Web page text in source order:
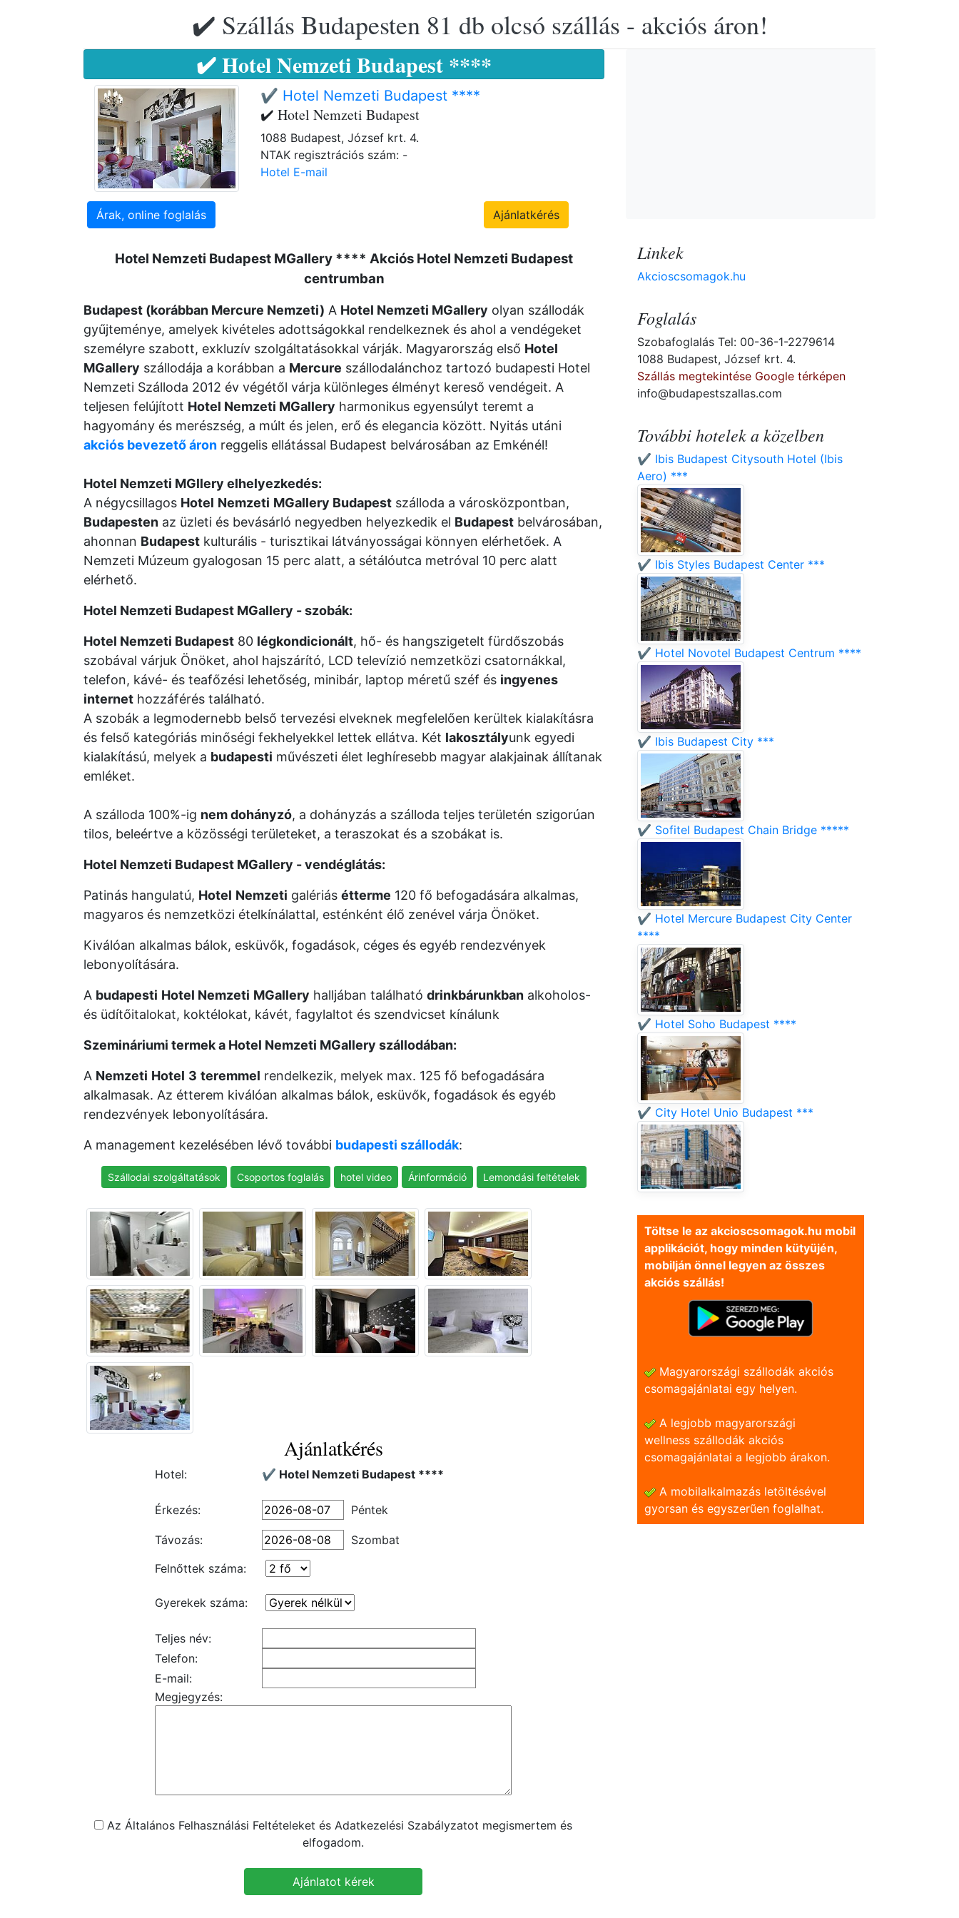
✔️ Szállás Budapesten 81 db olcsó szállás - akciós áron!
✔️ Hotel Nemzeti Budapest ****
✔️ Hotel Nemzeti Budapest ****
✔️ Hotel Nemzeti Budapest
1088 Budapest, József krt. 4.
NTAK regisztrációs szám: -
Hotel E-mail
Árak, online foglalás Ajánlatkérés
Hotel Nemzeti Budapest MGallery **** Akciós Hotel Nemzeti Budapest
centrumban
Budapest (korábban Mercure Nemzeti) A Hotel Nemzeti MGallery olyan szállodák
gyűjteménye, amelyek kivételes adottságokkal rendelkeznek és ahol a vendégeket
személyre szabott, exkluzív szolgáltatásokkal várják. Magyarország első Hotel
MGallery szállodája a korábban a Mercure szállodalánchoz tartozó budapesti Hotel
Nemzeti Szálloda 2012 év végétől várja különleges élményt kereső vendégeit. A
teljesen felújított Hotel Nemzeti MGallery harmonikus egyensúlyt teremt a
hagyomány és merészség, a múlt és jelen, erő és elegancia között. Nyitás utáni
akciós bevezető áron reggelis ellátással Budapest belvárosában az Emkénél!
Hotel Nemzeti MGllery elhelyezkedés:
A négycsillagos Hotel Nemzeti MGallery Budapest szálloda a városközpontban,
Budapesten az üzleti és bevásárló negyedben helyezkedik el Budapest belvárosában,
ahonnan Budapest kulturális - turisztikai látványosságai könnyen elérhetőek. A
Nemzeti Múzeum gyalogosan 15 perc alatt, a sétálóutca metróval 10 perc alatt
elérhető.
Hotel Nemzeti Budapest MGallery - szobák:
Hotel Nemzeti Budapest 80 légkondicionált, hő- és hangszigetelt fürdőszobás
szobával várjuk Önöket, ahol hajszárító, LCD televízió nemzetközi csatornákkal,
telefon, kávé- és teafőzési lehetőség, minibár, laptop méretű széf és ingyenes
internet hozzáférés található.
A szobák a legmodernebb belső tervezési elveknek megfelelően kerültek kialakításra
és felső kategóriás minőségi fekhelyekkel lettek ellátva. Két lakosztályunk egyedi
kialakítású, melyek a budapesti művészeti élet leghíresebb magyar alakjainak állítanak
emléket.
A szálloda 100%-ig nem dohányzó, a dohányzás a szálloda teljes területén szigorúan
tilos, beleértve a közösségi területeket, a teraszokat és a szobákat is.
Hotel Nemzeti Budapest MGallery - vendéglátás:
Patinás hangulatú, Hotel Nemzeti galériás étterme 120 fő befogadására alkalmas,
magyaros és nemzetközi ételkínálattal, esténként élő zenével várja Önöket.
Kiválóan alkalmas bálok, esküvők, fogadások, céges és egyéb rendezvények
lebonyolítására.
A budapesti Hotel Nemzeti MGallery halljában található drinkbárunkban alkoholos-
és üdítőitalokat, koktélokat, kávét, fagylaltot és szendvicset kínálunk
Szemináriumi termek a Hotel Nemzeti MGallery szállodában:
A Nemzeti Hotel 3 teremmel rendelkezik, melyek max. 125 fő befogadására
alkalmasak. Az étterem kiválóan alkalmas bálok, esküvők, fogadások és egyéb
rendezvények lebonyolítására.
A management kezelésében lévő további budapesti szállodák:
Szállodai szolgáltatások Csoportos foglalás hotel video Árinformáció Lemondási feltételek
Ajánlatkérés
Hotel: ✔️ Hotel Nemzeti Budapest ****
Érkezés: Péntek
Távozás:
Szombat
Felnőttek száma:
Gyerekek száma:
Teljes név:
Telefon:
E-mail:
Megjegyzés:
Az Általános Felhasználási Feltételeket és Adatkezelési Szabályzatot megismertem és
elfogadom.
Linkek
Akcioscsomagok.hu
Foglalás
Szobafoglalás Tel: 00-36-1-2279614
1088 Budapest, József krt. 4.
Szállás megtekintése Google térképen
info@budapestszallas.com
További hotelek a közelben
✔️ Ibis Budapest Citysouth Hotel (Ibis
Aero) ***
✔️ Ibis Styles Budapest Center ***
✔️ Hotel Novotel Budapest Centrum ****
✔️ Ibis Budapest City ***
✔️ Sofitel Budapest Chain Bridge *****
✔️ Hotel Mercure Budapest City Center
****
✔️ Hotel Soho Budapest ****
✔️ City Hotel Unio Budapest ***
Töltse le az akcioscsomagok.hu mobil
applikációt, hogy minden kütyüjén,
mobilján önnel legyen az összes
akciós szállás!
Magyarországi szállodák akciós
csomagajánlatai egy helyen.
A legjobb magyarországi
wellness szállodák akciós
csomagajánlatai a legjobb árakon.
A mobilalkalmazás letöltésével
gyorsan és egyszerũen foglalhat.